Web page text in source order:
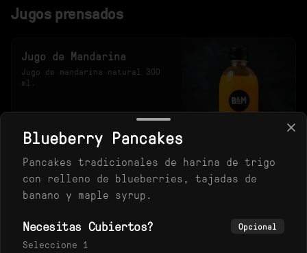
Jugos prensados
Jugo de Mandarina
Jugo de mandarina natural 300
ml.
$10.900
Jugo de Naranja
Jugo de naranja natural de 300
Blueberry Pancakes
Pancakes tradicionales de harina de trigo
con relleno de blueberries, tajadas de
banano y maple syrup.
Necesitas Cubiertos? Opcional
Seleccione 1